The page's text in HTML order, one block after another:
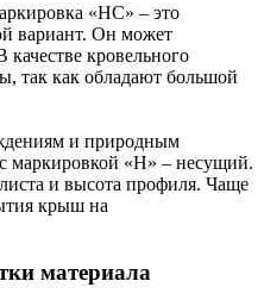
«НС» – это
вариант. Он может
кровельного
так как обладают большой
и природным
маркировкой «Н» – несущий.
и высота профиля. Чаще
крыш на
материала